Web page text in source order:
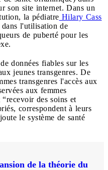
son site internet. Dans un
la pédiatre Hilary Cass
dans l'utilisation de
de puberté pour les
données fiables sur les
jeunes transgenres. De
transgenres l'accès aux
aux femmes
des soins et
correspondent à leurs
le système de santé
de la théorie du